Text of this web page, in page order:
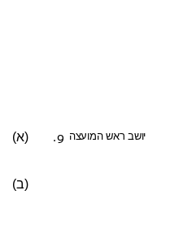
9. יושב ראש המועצה (א)
(ב)